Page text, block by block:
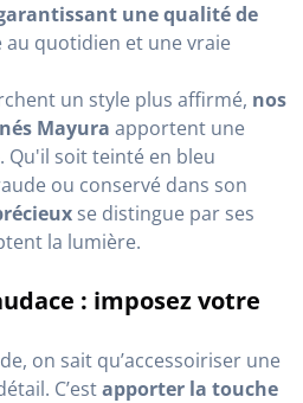
une qualité de
quotidien et une vraie
un style plus affirmé, nos
Mayura apportent une
soit teinté en bleu
ou conservé dans son
se distingue par ses
la lumière.
: imposez votre
on sait qu’accessoiriser une
C’estapporter la touche